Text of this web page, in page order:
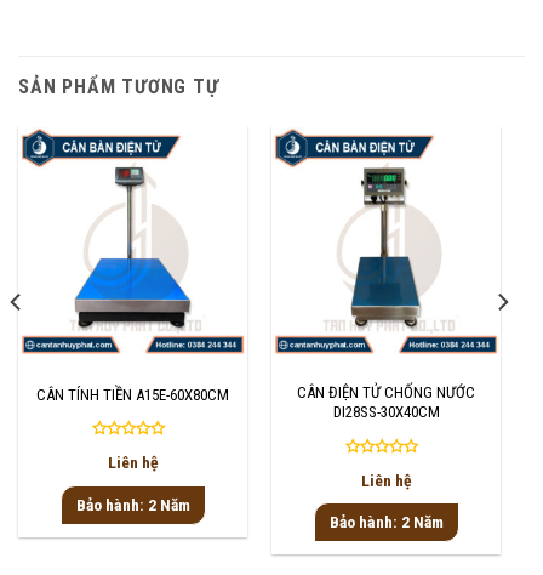
SẢN PHẨM TƯƠNG TỰ
CÂN TÍNH TIỀN A15E-60X80CM
Được
hạng
0
5
Liên hệ
Bảo hành: 2 Năm
CÂN ĐIỆN TỬ CHỐNG NƯỚC
DI28SS-30X40CM
Được
hạng
0
5
Liên hệ
Bảo hành: 2 Năm